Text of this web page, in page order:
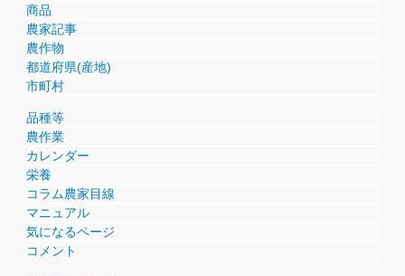
商品
農家記事
農作物
都道府県(産地)
市町村
品種等
農作業
カレンダー
栄養
コラム農家目線
マニュアル
気になるページ
コメント